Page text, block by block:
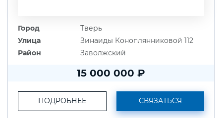
Город
Тверь
Улица
Зинаиды Коноплянниковой 112
Район
Заволжский
15 000 000 ₽
ПОДРОБНЕЕ СВЯЗАТЬСЯ